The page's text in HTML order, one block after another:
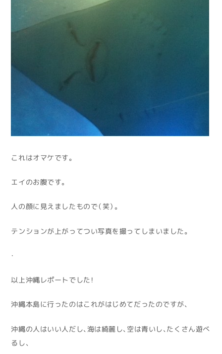
これはオマケです。
エイのお腹です。
人の顔に見えましたもので（笑）。
テンションが上がってつい写真を撮ってしまいました。
・
以上沖縄レポートでした！
沖縄本島に行ったのはこれがはじめてだったのですが、
沖縄の人はいい人だし、海は綺麗し、空は青いし、たくさん遊べ
るし、